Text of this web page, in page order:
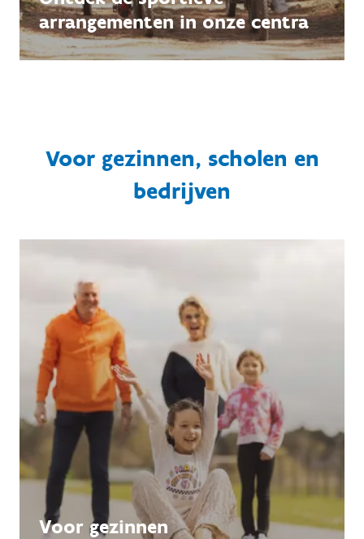
arrangementen in onze centra
Voor gezinnen, scholen en
bedrijven
Voor gezinnen